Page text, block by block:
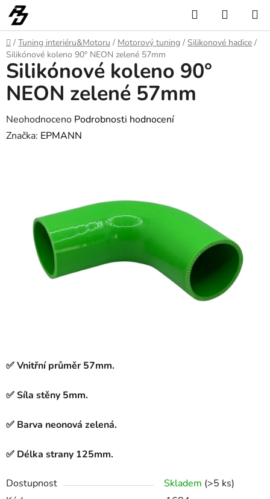
Přejít
na
obsah
Hledat
KOŠÍK
Domů
/ Tuning interiéru&Motoru / Motorový tuning / Silikonové hadice /
Silikónové koleno 90° NEON zelené 57mm
✅ Vnitřní průměr 57mm.
✅ Síla stěny 5mm.
✅ Barva neonová zelená.
✅ Délka strany 125mm.
Dostupnost Skladem (>5 ks)
Silikónové koleno 90°
NEON zelené 57mm
Průměrné
hodnocení
hvězdiček.
Neohodnoceno Podrobnosti hodnocení
Značka: EPMANN